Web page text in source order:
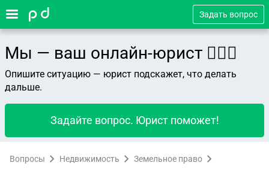
Задать вопрос
Мы — ваш онлайн-юрист 👨🏻‍⚖️
Опишите ситуацию — юрист подскажет, что делать
дальше.
Задайте вопрос. Юрист поможет!
Вопросы Недвижимость Земельное право